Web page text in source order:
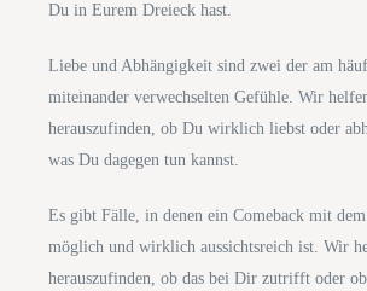
Du in Eurem Dreieck hast.
Liebe und Abhängigkeit sind zwei der am
miteinander verwechselten Gefühle. Wir
herauszufinden, ob Du wirklich liebst oder
was Du dagegen tun kannst.
Es gibt Fälle, in denen ein Comeback mit
möglich und wirklich aussichtsreich ist. Wir
herauszufinden, ob das bei Dir zutrifft oder